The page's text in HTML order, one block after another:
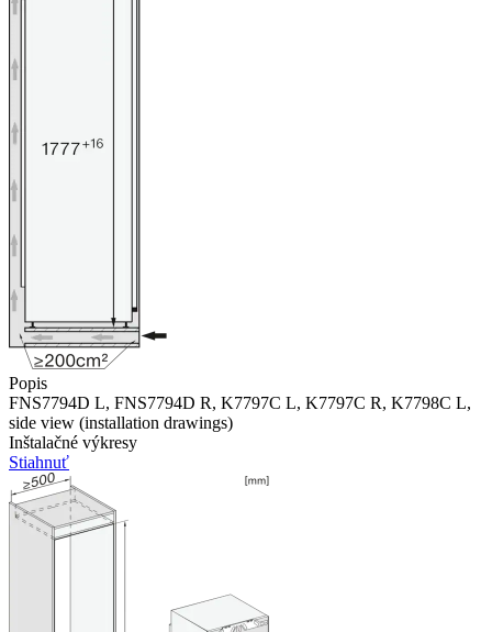
Popis
FNS7794D L, FNS7794D R, K7797C L, K7797C R, K7798C L,
side view (installation drawings)
Inštalačné výkresy
Stiahnuť